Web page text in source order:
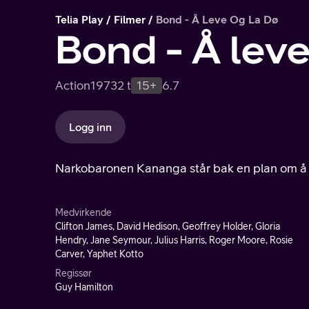
Telia Play Filmer Bond - Å Leve Og La Dø
Bond - Å
Action19732 t 15+ 6.7
Logg inn
Narkobaronen Kananga står bak en plan om
Medvirkende
Clifton James, David Hedison, Geoffrey Holder, Gloria
Hendry, Jane Seymour, Julius Harris, Roger Moore, Rosie
Carver, Yaphet Kotto
Regissør
Guy Hamilton